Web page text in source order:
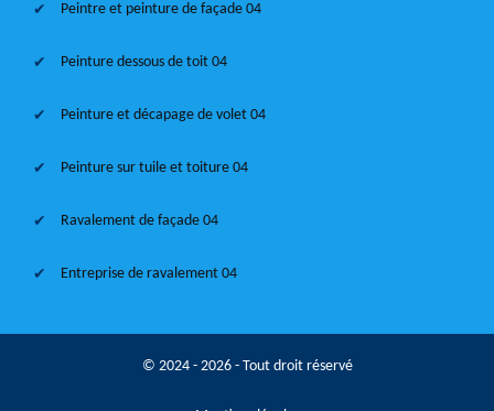
Peintre et peinture de façade 04
Peinture dessous de toit 04
Peinture et décapage de volet 04
Peinture sur tuile et toiture 04
Ravalement de façade 04
Entreprise de ravalement 04
© 2024 - 2026 - Tout droit réservé